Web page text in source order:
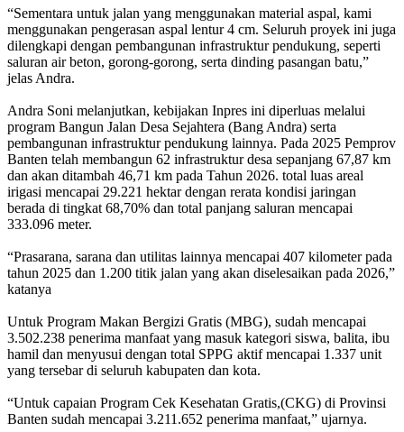
‎“Sementara untuk jalan yang menggunakan material aspal, kami
menggunakan pengerasan aspal lentur 4 cm. Seluruh proyek ini juga
dilengkapi dengan pembangunan infrastruktur pendukung, seperti
saluran air beton, gorong-gorong, serta dinding pasangan batu,”
jelas Andra.
‎Andra Soni melanjutkan, kebijakan Inpres ini diperluas melalui
program Bangun Jalan Desa Sejahtera (Bang Andra) serta
pembangunan infrastruktur pendukung lainnya. Pada 2025 Pemprov
Banten telah membangun 62 infrastruktur desa sepanjang 67,87 km
dan akan ditambah 46,71 km pada Tahun 2026. total luas areal
irigasi mencapai 29.221 hektar dengan rerata kondisi jaringan
berada di tingkat 68,70% dan total panjang saluran mencapai
333.096 meter.
‎“Prasarana, sarana dan utilitas lainnya mencapai 407 kilometer pada
tahun 2025 dan 1.200 titik jalan yang akan diselesaikan pada 2026,”
katanya
‎Untuk Program Makan Bergizi Gratis (MBG), sudah mencapai
3.502.238 penerima manfaat yang masuk kategori siswa, balita, ibu
hamil dan menyusui dengan total SPPG aktif mencapai 1.337 unit
yang tersebar di seluruh kabupaten dan kota.
‎“Untuk capaian Program Cek Kesehatan Gratis,(CKG) di Provinsi
Banten sudah mencapai 3.211.652 penerima manfaat,” ujarnya.